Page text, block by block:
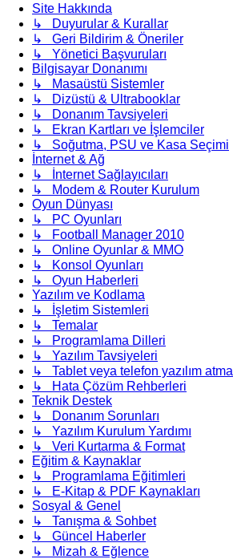
Site Hakkında
↳ Duyurular & Kurallar
↳ Geri Bildirim & Öneriler
↳ Yönetici Başvuruları
Bilgisayar Donanımı
↳ Masaüstü Sistemler
↳ Dizüstü & Ultrabooklar
↳ Donanım Tavsiyeleri
↳ Ekran Kartları ve İşlemciler
↳ Soğutma, PSU ve Kasa Seçimi
İnternet & Ağ
↳ İnternet Sağlayıcıları
↳ Modem & Router Kurulum
Oyun Dünyası
↳ PC Oyunları
↳ Football Manager 2010
↳ Online Oyunlar & MMO
↳ Konsol Oyunları
↳ Oyun Haberleri
Yazılım ve Kodlama
↳ İşletim Sistemleri
↳ Temalar
↳ Programlama Dilleri
↳ Yazılım Tavsiyeleri
↳ Tablet veya telefon yazılım atma
↳ Hata Çözüm Rehberleri
Teknik Destek
↳ Donanım Sorunları
↳ Yazılım Kurulum Yardımı
↳ Veri Kurtarma & Format
Eğitim & Kaynaklar
↳ Programlama Eğitimleri
↳ E-Kitap & PDF Kaynakları
Sosyal & Genel
↳ Tanışma & Sohbet
↳ Güncel Haberler
↳ Mizah & Eğlence